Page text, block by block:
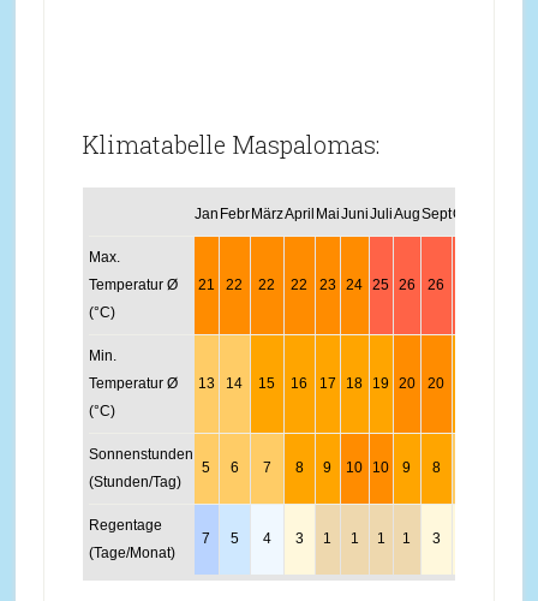
Klimatabelle Maspalomas:
Jan FebrMärzApril MaiJuniJuliAugSeptOkt
Max.
Temperatur Ø
(°C)
21 22 22 22 23 24 25 26 26
Min.
Temperatur Ø
(°C)
13 14 15 16 17 18 19 20 20
Sonnenstunden
(Stunden/Tag)
5 6 7 8 9 10 10 9 8
Regentage
(Tage/Monat)
7 5 4 3 1 1 1 1 3